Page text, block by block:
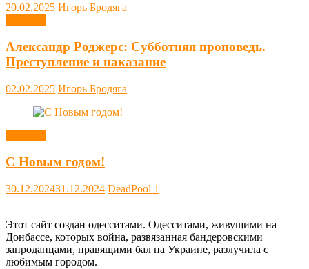
20.02.2025 Игорь Бродяга
Александр Роджерс: Субботняя проповедь.
Преступление и наказание
02.02.2025 Игорь Бродяга
С Новым годом!
30.12.202431.12.2024 DeadPool 1
Этот сайт создан одесситами. Одесситами, живущими на
Донбассе, которых война, развязанная бандеровскими
запроданцами, правящими бал на Украине, разлучила с
любимым городом.